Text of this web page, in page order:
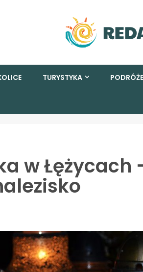
TURYSTYKA PODRÓŻE
w Łężycach